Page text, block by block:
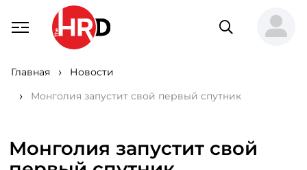
Главная
Новости
Монголия запустит свой первый спутник
Монголия запустит свой